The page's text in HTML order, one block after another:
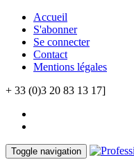
Accueil
S'abonner
Se connecter
Contact
Mentions légales
+ 33 (0)3 20 83 13 17]
Toggle navigation